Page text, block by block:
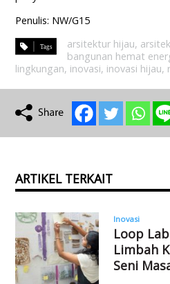
Penulis: NW/G15
arsitektur hijau,
bangunan hemat
lingkungan, inovasi, inovasi hijau,
ARTIKEL TERKAIT
Inovasi
Loop
Limbah
Seni